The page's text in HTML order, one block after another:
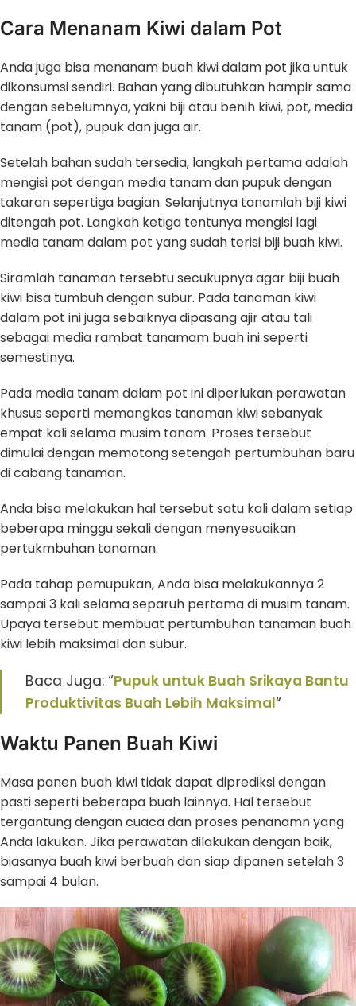
Cara Menanam Kiwi dalam Pot
Anda juga bisa menanam buah kiwi dalam pot jika untuk
dikonsumsi sendiri. Bahan yang dibutuhkan hampir sama
dengan sebelumnya, yakni biji atau benih kiwi, pot, media
tanam (pot), pupuk dan juga air.
Setelah bahan sudah tersedia, langkah pertama adalah
mengisi pot dengan media tanam dan pupuk dengan
takaran sepertiga bagian. Selanjutnya tanamlah biji kiwi
ditengah pot. Langkah ketiga tentunya mengisi lagi
media tanam dalam pot yang sudah terisi biji buah kiwi.
Siramlah tanaman tersebtu secukupnya agar biji buah
kiwi bisa tumbuh dengan subur. Pada tanaman kiwi
dalam pot ini juga sebaiknya dipasang ajir atau tali
sebagai media rambat tanamam buah ini seperti
semestinya.
Pada media tanam dalam pot ini diperlukan perawatan
khusus seperti memangkas tanaman kiwi sebanyak
empat kali selama musim tanam. Proses tersebut
dimulai dengan memotong setengah pertumbuhan baru
di cabang tanaman.
Anda bisa melakukan hal tersebut satu kali dalam setiap
beberapa minggu sekali dengan menyesuaikan
pertukmbuhan tanaman.
Pada tahap pemupukan, Anda bisa melakukannya 2
sampai 3 kali selama separuh pertama di musim tanam.
Upaya tersebut membuat pertumbuhan tanaman buah
kiwi lebih maksimal dan subur.
Baca Juga: “Pupuk untuk Buah Srikaya Bantu
Produktivitas Buah Lebih Maksimal“
Waktu Panen Buah Kiwi
Masa panen buah kiwi tidak dapat diprediksi dengan
pasti seperti beberapa buah lainnya. Hal tersebut
tergantung dengan cuaca dan proses penanamn yang
Anda lakukan. Jika perawatan dilakukan dengan baik,
biasanya buah kiwi berbuah dan siap dipanen setelah 3
sampai 4 bulan.